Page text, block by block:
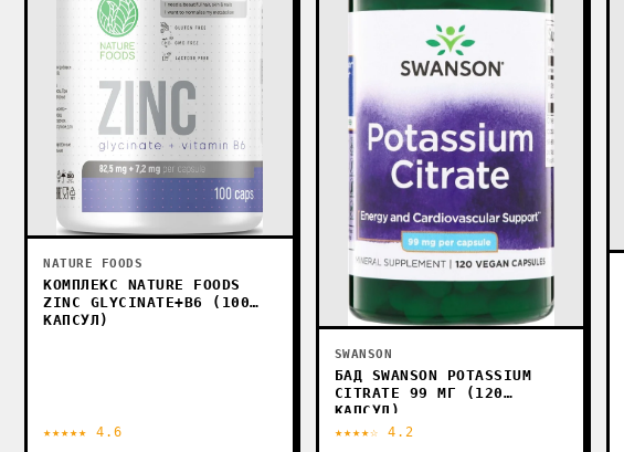
NATURE FOODS
КОМПЛЕКС NATURE FOODS
ZINC GLYCINATE+B6 (100
КАПСУЛ)
★★★★★ 4.6
SWANSON
БАД SWANSON POTASSIUM
CITRATE 99 МГ (120
КАПСУЛ)
★★★★☆ 4.2